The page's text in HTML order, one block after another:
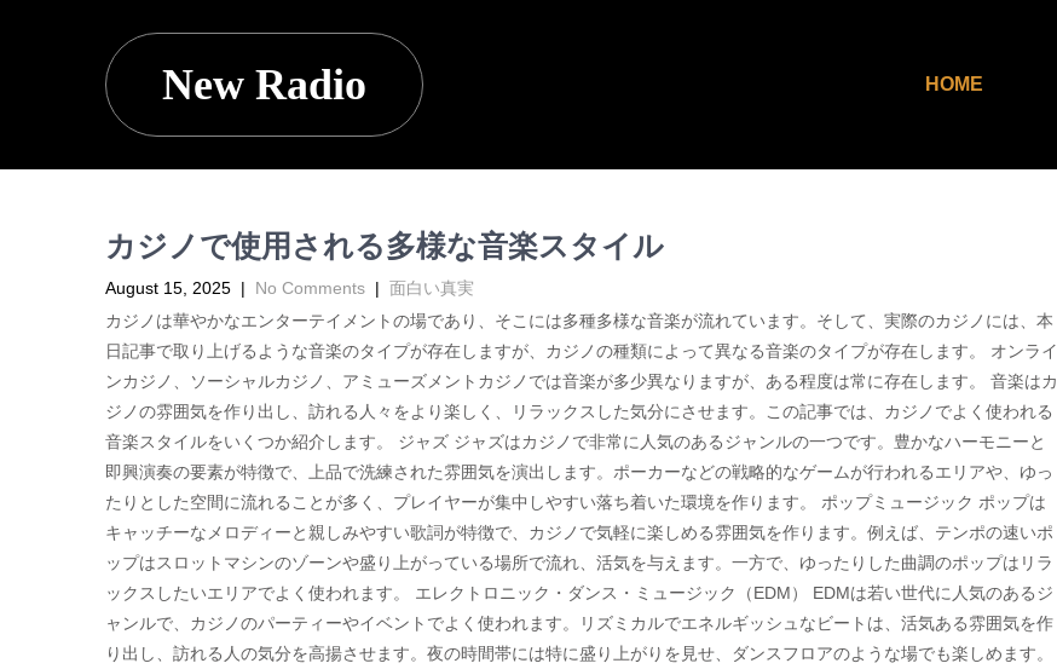
New Radio HOME
カジノで使用される多様な音楽スタイル
August 15, 2025 | No Comments | 面白い真実
カジノは華やかなエンターテイメントの場であり、そこには多種多様な音楽が流れています。そして、実際のカジノには、本
日記事で取り上げるような音楽のタイプが存在しますが、カジノの種類によって異なる音楽のタイプが存在します。 オンライ
ンカジノ、ソーシャルカジノ、アミューズメントカジノでは音楽が多少異なりますが、ある程度は常に存在します。 音楽はカ
ジノの雰囲気を作り出し、訪れる人々をより楽しく、リラックスした気分にさせます。この記事では、カジノでよく使われる
音楽スタイルをいくつか紹介します。 ジャズ ジャズはカジノで非常に人気のあるジャンルの一つです。豊かなハーモニーと
即興演奏の要素が特徴で、上品で洗練された雰囲気を演出します。ポーカーなどの戦略的なゲームが行われるエリアや、ゆっ
たりとした空間に流れることが多く、プレイヤーが集中しやすい落ち着いた環境を作ります。 ポップミュージック ポップは
キャッチーなメロディーと親しみやすい歌詞が特徴で、カジノで気軽に楽しめる雰囲気を作ります。例えば、テンポの速いポ
ップはスロットマシンのゾーンや盛り上がっている場所で流れ、活気を与えます。一方で、ゆったりした曲調のポップはリラ
ックスしたいエリアでよく使われます。 エレクトロニック・ダンス・ミュージック（EDM） EDMは若い世代に人気のあるジ
ャンルで、カジノのパーティーやイベントでよく使われます。リズミカルでエネルギッシュなビートは、活気ある雰囲気を作
り出し、訪れる人の気分を高揚させます。夜の時間帯には特に盛り上がりを見せ、ダンスフロアのような場でも楽しめます。